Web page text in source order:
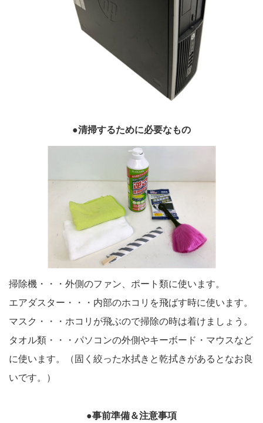
●清掃するために必要なもの
掃除機・・・外側のファン、ポート類に使います。
エアダスター・・・内部のホコリを飛ばす時に使います。
マスク・・・ホコリが飛ぶので掃除の時は着けましょう。
タオル類・・・パソコンの外側やキーボード・マウスなど
に使います。（固く絞った水拭きと乾拭きがあるとなお良
いです。）
●事前準備＆注意事項